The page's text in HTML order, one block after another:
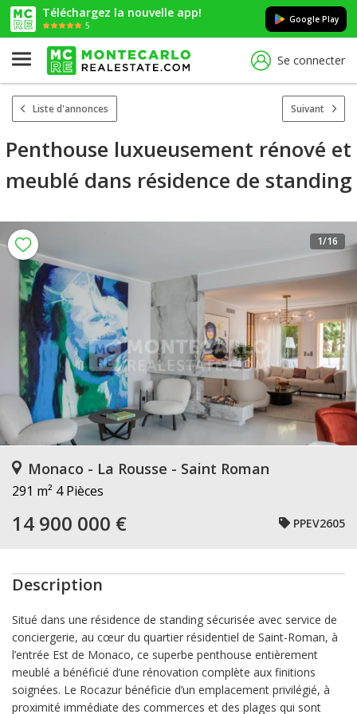
Téléchargez la nouvelle app!
5
Google Play
Se connecter
Liste d'annonces Suivant
Penthouse luxueusement rénové et
meublé dans résidence de standing
1/16
Monaco - La Rousse - Saint Roman
291 m² 4 Pièces
14 900 000 € PPEV2605
Description
Situé dans une résidence de standing sécurisée avec service de
conciergerie, au cœur du quartier résidentiel de Saint-Roman, à
l’entrée Est de Monaco, ce superbe penthouse entièrement
meublé a bénéficié d’une rénovation complète aux finitions
soignées. Le Rocazur bénéficie d’un emplacement privilégié, à
proximité immédiate des commerces et des plages qui sont